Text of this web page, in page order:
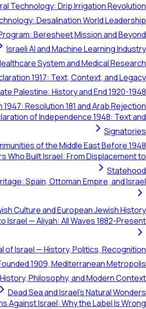
Technology: Drip Irrigation Revolution
Desalination World Leadership
Beresheet Mission and Beyond
Israeli AI and Machine Learning Industry
System and Medical Research
1917: Text, Context, and Legacy
Palestine: History and End 1920-1948
1947: Resolution 181 and Arab Rejection
of Independence 1948: Text and
Signatories
of the Middle East Before 1948
Who Built Israel: From Displacement to
Statehood
Spain, Ottoman Empire, and Israel
Culture and European Jewish History
Israel — Aliyah: All Waves 1882-Present
of Israel — History, Politics, Recognition
1909, Mediterranean Metropolis
Philosophy, and Modern Context
Dead Sea and Israel's Natural Wonders
Against Israel: Why the Label Is Wrong